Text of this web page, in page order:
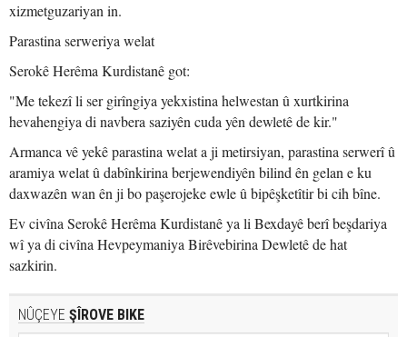
xizmetguzariyan in.
Parastina serweriya welat
Serokê Herêma Kurdistanê got:
"Me tekezî li ser girîngiya yekxistina helwestan û xurtkirina
hevahengiya di navbera saziyên cuda yên dewletê de kir."
Armanca vê yekê parastina welat a ji metirsiyan, parastina serwerî û
aramiya welat û dabînkirina berjewendiyên bilind ên gelan e ku
daxwazên wan ên ji bo paşerojeke ewle û bipêşketîtir bi cih bîne.
Ev civîna Serokê Herêma Kurdistanê ya li Bexdayê berî beşdariya
wî ya di civîna Hevpeymaniya Birêvebirina Dewletê de hat
sazkirin.
NÛÇEYE ŞÎROVE BIKE